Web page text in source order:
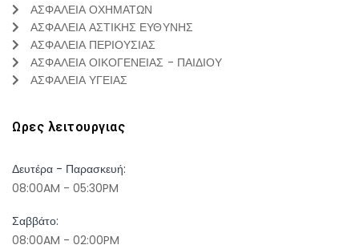
ΑΣΦΑΛΕΙΑ ΟΧΗΜΑΤΩΝ
ΑΣΦΑΛΕΙΑ ΑΣΤΙΚΗΣ ΕΥΘΥΝΗΣ
ΑΣΦΑΛΕΙΑ ΠΕΡΙΟΥΣΙΑΣ
ΑΣΦΑΛΕΙΑ ΟΙΚΟΓΕΝΕΙΑΣ - ΠΑΙΔΙΟΥ
ΑΣΦΑΛΕΙΑ ΥΓΕΙΑΣ
Ωρες λειτουργιας
Δευτέρα - Παρασκευή:
08:00AM - 05:30PM
Σαββάτο:
08:00AM - 02:00PM